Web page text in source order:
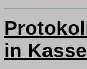
in